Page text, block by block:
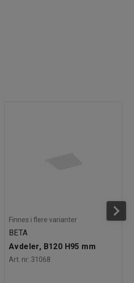
Finnes i flere varianter
BETA
Avdeler, B120 H95 mm
Art. nr: 31068